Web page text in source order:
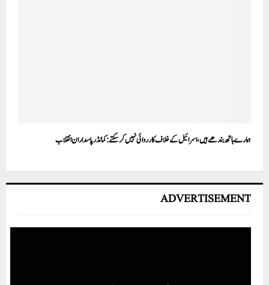
ہمارے ہاتھ بندھے ہیں، اسرائیل کے خلاف کارروائی نہیں کر سکتے: کمانڈر پاسداران انقلاب
ADVERTISEMENT